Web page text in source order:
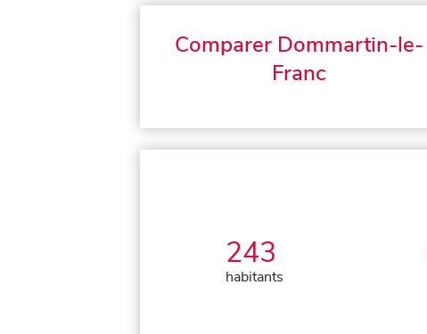
Comparer Dommartin-le-
Franc
243
habitants